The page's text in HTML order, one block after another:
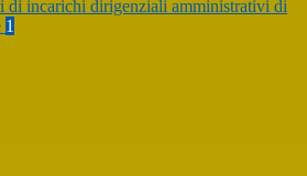
di incarichi dirigenziali amministrativi di
1